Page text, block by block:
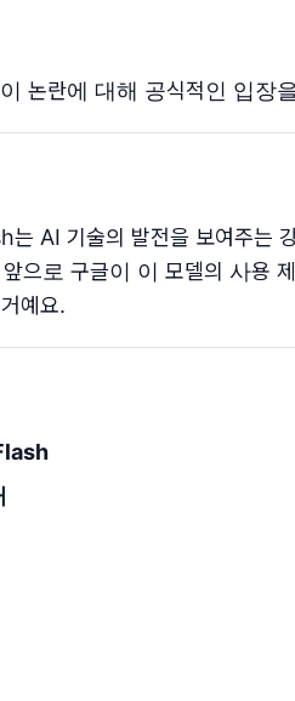
논란에 대해 공식적인 입장
AI 기술의 발전을 보여주는
으로 구글이 이 모델의 사용
예요.